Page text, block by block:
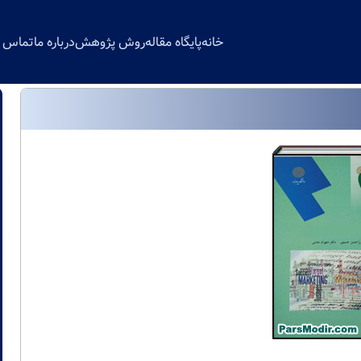
خانهپایگاه مقالهروش پژوهشدرباره ماتماس